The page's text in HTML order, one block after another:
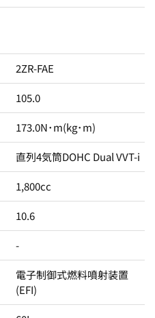
2ZR-FAE
105.0
173.0N･m(kg･m)
直列4気筒DOHC Dual VVT-i
1,800cc
10.6
-
電子制御式燃料噴射装置
(EFI)